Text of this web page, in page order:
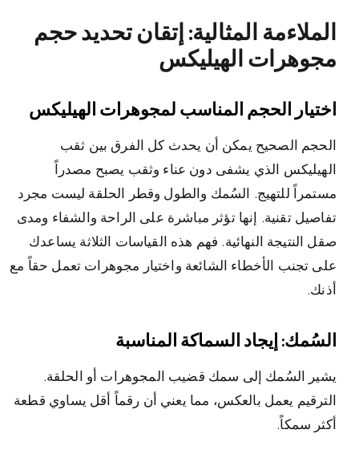
الملاءمة المثالية: إتقان تحديد حجم
مجوهرات الهيليكس
اختيار الحجم المناسب لمجوهرات الهيليكس
الحجم الصحيح يمكن أن يحدث كل الفرق بين ثقب
الهيليكس الذي يشفى دون عناء وثقب يصبح مصدراً
مستمراً للتهيج. السُمك والطول وقطر الحلقة ليست مجرد
تفاصيل تقنية. إنها تؤثر مباشرة على الراحة والشفاء ومدى
صقل النتيجة النهائية. فهم هذه القياسات الثلاثة يساعدك
على تجنب الأخطاء الشائعة واختيار مجوهرات تعمل حقاً مع
أذنك.
السُمك: إيجاد السماكة المناسبة
يشير السُمك إلى سمك قضيب المجوهرات أو الحلقة.
الترقيم يعمل بالعكس، مما يعني أن رقماً أقل يساوي قطعة
أكثر سمكاً.